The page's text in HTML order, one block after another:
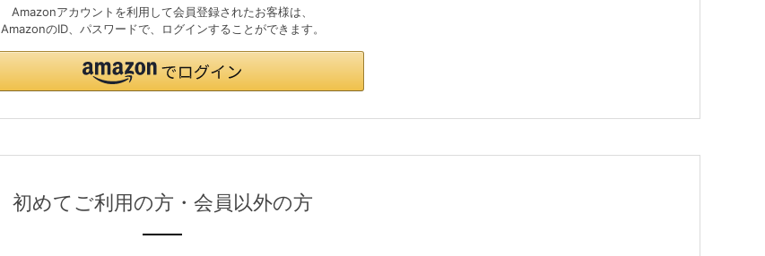
Amazonアカウントを利用して会員登録されたお客様は、
AmazonのID、パスワードで、ログインすることができます。
初めてご利用の方・会員以外の方